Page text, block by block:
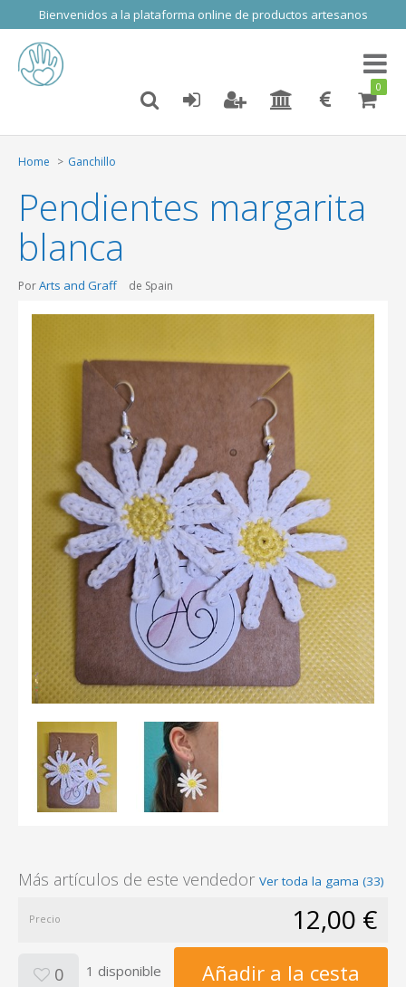
Bienvenidos a la plataforma online de productos artesanos
Toggle
0
Home Ganchillo
Pendientes margarita
blanca
PorArts and Graff de Spain
Más artículos de este vendedor Ver toda la gama (33)
Precio 12,00 €
0 1 disponible Añadir a la cesta